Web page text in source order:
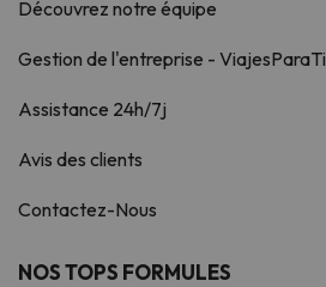
Découvrez notre équipe
Gestion de l'entreprise - ViajesParaTi
Assistance 24h/7j
Avis des clients
Contactez-Nous
NOS TOPS FORMULES